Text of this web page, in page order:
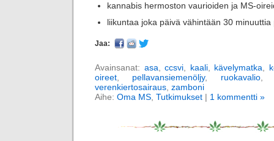
kannabis hermoston vaurioiden ja MS-
liikuntaa joka päivä vähintään 30 minuuttia
Jaa:
Avainsanat: asa ccsvi kaali, kävelymatka
oireet
pellavansiemenöljy, ruokavalio
verenkiertosairaus zamboni
Aihe: Oma MS Tutkimukset | 1 kommentti »